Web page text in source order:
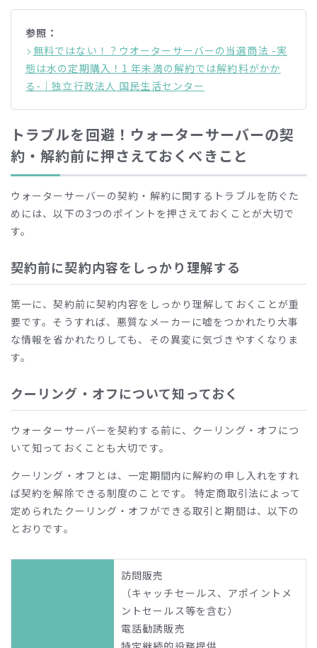
参照：
無料ではない！？ウオーターサーバーの当選商法 -実
態は水の定期購入！1 年未満の解約では解約料がかか
る-｜独立行政法人 国民生活センター
トラブルを回避！ウォーターサーバーの契
約・解約前に押さえておくべきこと
ウォーターサーバーの契約・解約に関するトラブルを防ぐた
めには、以下の3つのポイントを押さえておくことが大切で
す。
契約前に契約内容をしっかり理解する
第一に、契約前に契約内容をしっかり理解しておくことが重
要です。そうすれば、悪質なメーカーに嘘をつかれたり大事
な情報を省かれたりしても、その異変に気づきやすくなりま
す。
クーリング・オフについて知っておく
ウォーターサーバーを契約する前に、クーリング・オフにつ
いて知っておくことも大切です。
クーリング・オフとは、一定期間内に解約の申し入れをすれ
ば契約を解除できる制度のことです。 特定商取引法によって
定められたクーリング・オフができる取引と期間は、以下の
とおりです。
訪問販売
（キャッチセールス、アポイントメ
ントセールス等を含む）
電話勧誘販売